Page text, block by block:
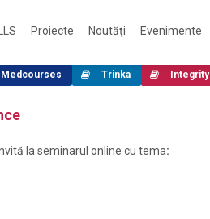
Proiecte Noutăţi Evenimente
la seminarul online cu tema:
Integrity
Trinka
Medcourses